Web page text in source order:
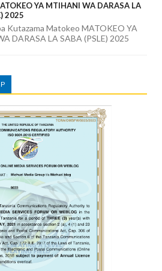
YA MTIHANI WA DARASA LA
2025
Kutazama Matokeo MATOKEO YA
DARASA LA SABA (PSLE) 2025